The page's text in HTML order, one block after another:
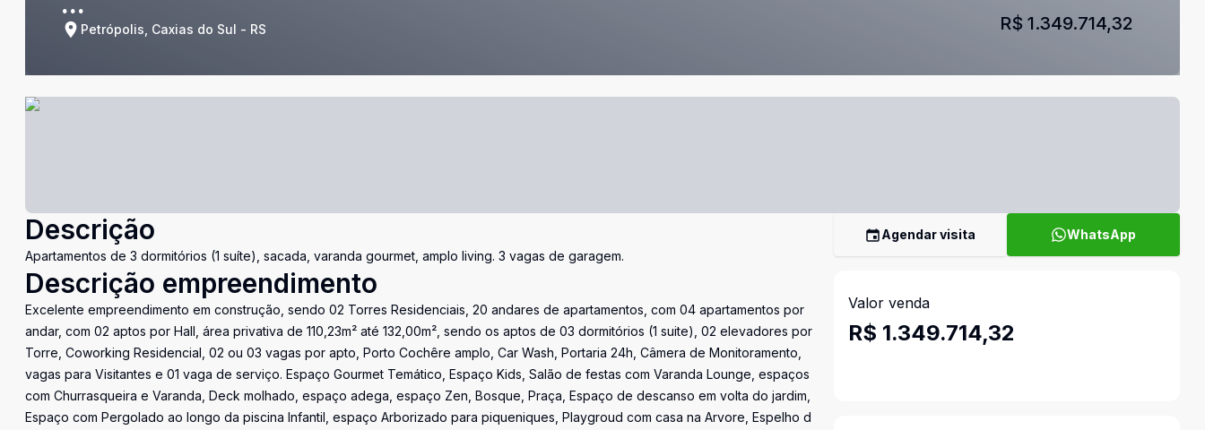
Petrópolis, Caxias do Sul - RS R$ 1.349.714,32
Descrição
Apartamentos de 3 dormitórios (1 suíte), sacada, varanda gourmet, amplo living. 3 vagas de garagem.
Descrição empreendimento
Excelente empreendimento em construção, sendo 02 Torres Residenciais, 20 andares de apartamentos, com 04 apartamentos por
andar, com 02 aptos por Hall, área privativa de 110,23m² até 132,00m², sendo os aptos de 03 dormitórios (1 suite), 02 elevadores por
Torre, Coworking Residencial, 02 ou 03 vagas por apto, Porto Cochêre amplo, Car Wash, Portaria 24h, Câmera de Monitoramento,
vagas para Visitantes e 01 vaga de serviço. Espaço Gourmet Temático, Espaço Kids, Salão de festas com Varanda Lounge, espaços
com Churrasqueira e Varanda, Deck molhado, espaço adega, espaço Zen, Bosque, Praça, Espaço de descanso em volta do jardim,
Espaço com Pergolado ao longo da piscina Infantil, espaço Arborizado para piqueniques, Playgroud com casa na Arvore, Espelho d
Agendar visita WhatsApp
Valor venda
R$ 1.349.714,32